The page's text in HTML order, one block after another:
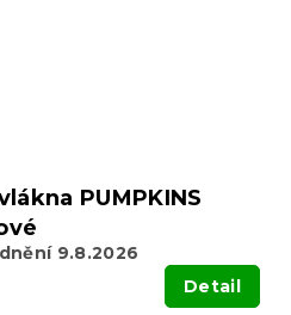
PUMPKINS
9.8.2026
Detail